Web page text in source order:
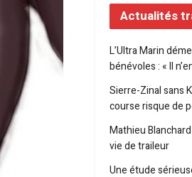
Actualités
L’Ultra Marin
bénévoles : « Il
Sierre-Zinal sans
course risque de
Mathieu
vie de traileur
Une étude